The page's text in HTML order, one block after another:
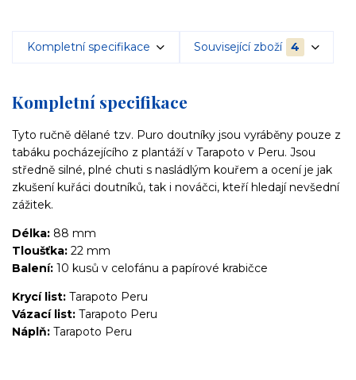
Kompletní specifikace Související zboží 4
Kompletní specifikace
Tyto ručně dělané tzv. Puro doutníky jsou vyráběny pouze z
tabáku pocházejícího z plantáží v Tarapoto v Peru. Jsou
středně silné, plné chuti s nasládlým kouřem a ocení je jak
zkušení kuřáci doutníků, tak i nováčci, kteří hledají nevšední
zážitek.
Délka: 88 mm
Tloušťka: 22 mm
Balení: 10 kusů v celofánu a papírové krabičce
Krycí list: Tarapoto Peru
Vázací list: Tarapoto Peru
Náplň: Tarapoto Peru